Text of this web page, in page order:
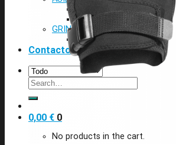
SILLINES BMX
TIJAS BMX
GRIND BMX
POSAPIES BMX
Contacto
Search
for:
0,00 € 0
No products in the cart.